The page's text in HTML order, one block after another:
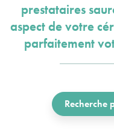
prestataires
aspect de votre
parfaitement
Recherche